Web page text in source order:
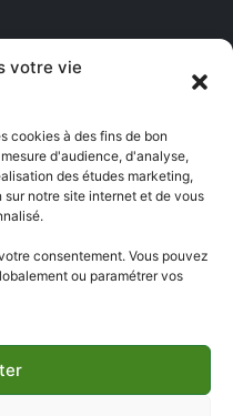
votre vie
cookies à des fins de bon
d'audience, d'analyse,
des études marketing,
notre site internet et de vous
consentement. Vous pouvez
ou paramétrer vos